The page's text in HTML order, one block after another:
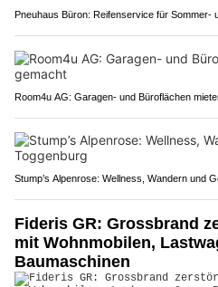
Pneuhaus Büron: Reifenservice für Sommer-
Room4u AG: Garagen- und Büroflächen
Stump’s Alpenrose: Wellness, Wandern und
Fideris GR: Grossbrand
mit Wohnmobilen,
Baumaschinen